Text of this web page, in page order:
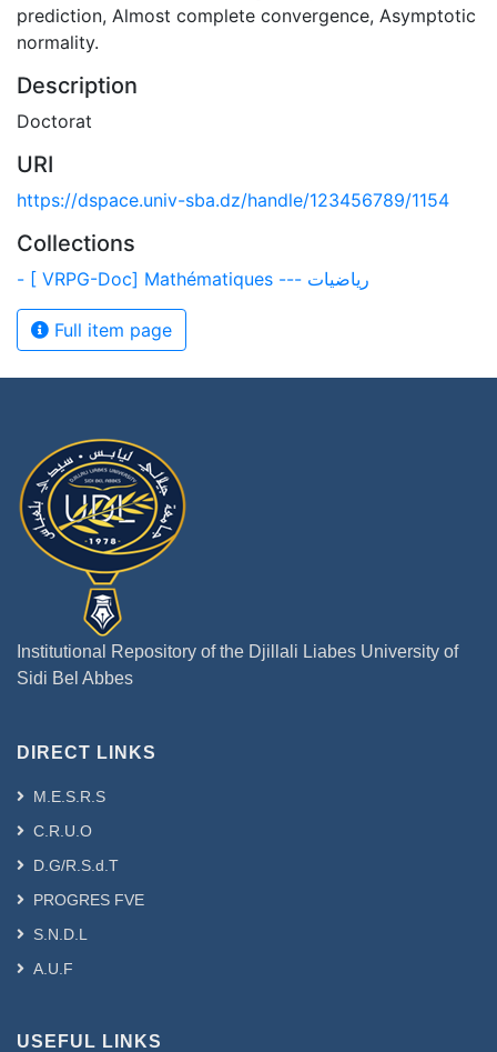
prediction, Almost complete convergence, Asymptotic
normality.
Description
Doctorat
URI
https://dspace.univ-sba.dz/handle/123456789/1154
Collections
- [ VRPG-Doc] Mathématiques --- رياضيات
Full item page
Institutional Repository of the Djillali Liabes University of
Sidi Bel Abbes
DIRECT LINKS
M.E.S.R.S
C.R.U.O
D.G/R.S.d.T
PROGRES FVE
S.N.D.L
A.U.F
USEFUL LINKS